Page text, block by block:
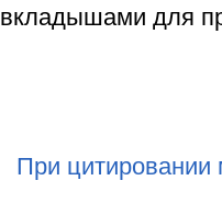
вкладышами для
При цитировании